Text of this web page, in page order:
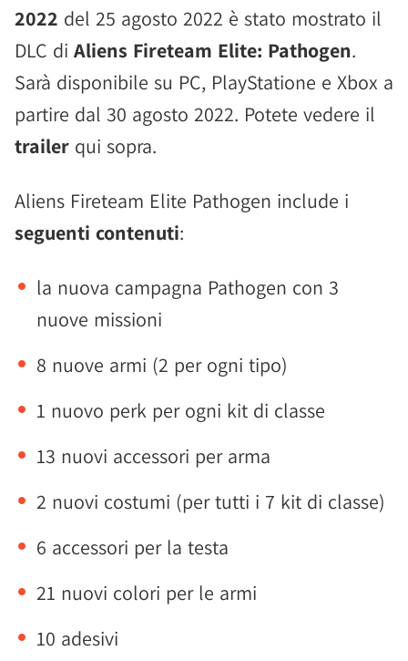
2022 del 25 agosto 2022 è stato mostrato il
DLC di Aliens Fireteam Elite: Pathogen.
Sarà disponibile su PC, PlayStatione e Xbox a
partire dal 30 agosto 2022. Potete vedere il
trailer qui sopra.
Aliens Fireteam Elite Pathogen include i
seguenti contenuti:
la nuova campagna Pathogen con 3
nuove missioni
8 nuove armi (2 per ogni tipo)
1 nuovo perk per ogni kit di classe
13 nuovi accessori per arma
2 nuovi costumi (per tutti i 7 kit di classe)
6 accessori per la testa
21 nuovi colori per le armi
10 adesivi